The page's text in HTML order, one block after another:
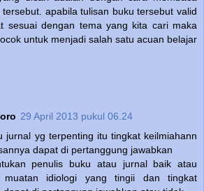
apabila tulisan buku tersebut valid
sesuai dengan tema yang kita cari maka
untuk menjadi salah satu acuan belajar
29 April 2013 pukul 06.24
jurnal yg terpenting itu tingkat keilmiahann
dapat di pertanggung jawabkan
penulis buku atau jurnal baik atau
idiologi yang tingii dan tingkat